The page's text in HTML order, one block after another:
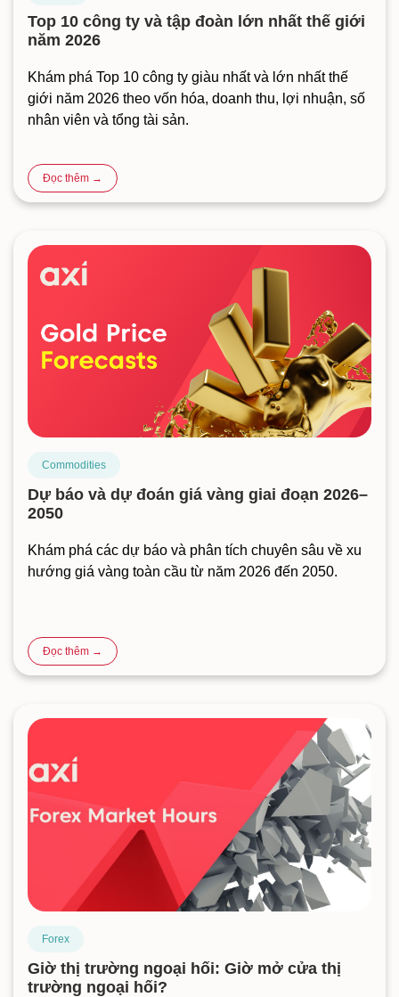
Top 10 công ty và tập đoàn lớn nhất thế giới
năm 2026
Khám phá Top 10 công ty giàu nhất và lớn nhất thế
giới năm 2026 theo vốn hóa, doanh thu, lợi nhuận, số
nhân viên và tổng tài sản.
Đọc thêm →
Commodities
Dự báo và dự đoán giá vàng giai đoạn 2026–
2050
Khám phá các dự báo và phân tích chuyên sâu về xu
hướng giá vàng toàn cầu từ năm 2026 đến 2050.
Đọc thêm →
Forex
Giờ thị trường ngoại hối: Giờ mở cửa thị
trường ngoại hối?